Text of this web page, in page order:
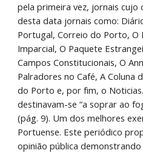
pela primeira vez, jornais cujo
desta data jornais como:
Portugal, Correio do Porto, O
Imparcial, O Paquete
Campos Constitucionais, O
Palradores no Café, A Coluna
do Porto e, por fim, o
destinavam-se “a soprar ao
(pág. 9). Um dos melhores
Portuense. Este periódico
opinião pública